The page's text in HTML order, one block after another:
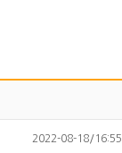
2022-08-18/16:55